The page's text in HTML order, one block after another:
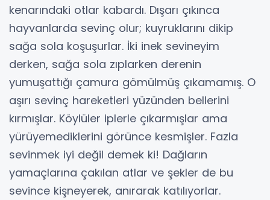
kenarındaki otlar kabardı. Dışarı çıkınca
hayvanlarda sevinç olur; kuyruklarını dikip
sağa sola koşuşurlar. İki inek sevineyim
derken, sağa sola zıplarken derenin
yumuşattığı çamura gömülmüş çıkamamış. O
aşırı sevinç hareketleri yüzünden bellerini
kırmışlar. Köylüler iplerle çıkarmışlar ama
yürüyemediklerini görünce kesmişler. Fazla
sevinmek iyi değil demek ki! Dağların
yamaçlarına çakılan atlar ve şekler de bu
sevince kişneyerek, anırarak katılıyorlar.